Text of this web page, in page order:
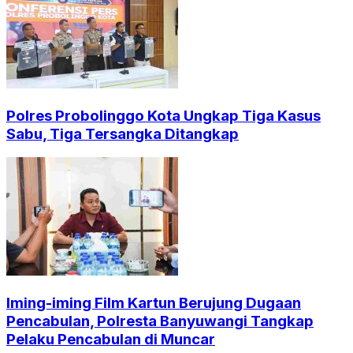
Polres Probolinggo Kota Ungkap Tiga Kasus
Sabu, Tiga Tersangka Ditangkap
Iming-iming Film Kartun Berujung Dugaan
Pencabulan, Polresta Banyuwangi Tangkap
Pelaku Pencabulan di Muncar